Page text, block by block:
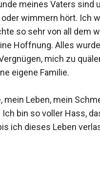
meines Vaters sind
wimmern hört. Ich
so sehr von all dem
Hoffnung. Alles
mich zu
eigene Familie.
Leben, mein
bin so voller Hass,
ich dieses Leben